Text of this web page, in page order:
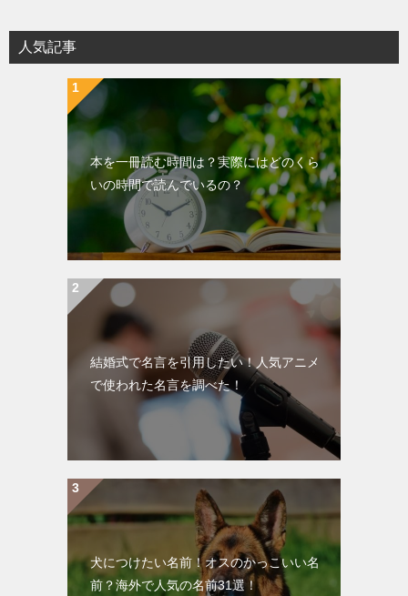
ゲ
ー
人気記事
本を一冊読む時間は？実際にはどのくら
いの時間で読んでいるの？
結婚式で名言を引用したい！人気アニメ
で使われた名言を調べた！
犬につけたい名前！オスのかっこいい名
前？海外で人気の名前31選！